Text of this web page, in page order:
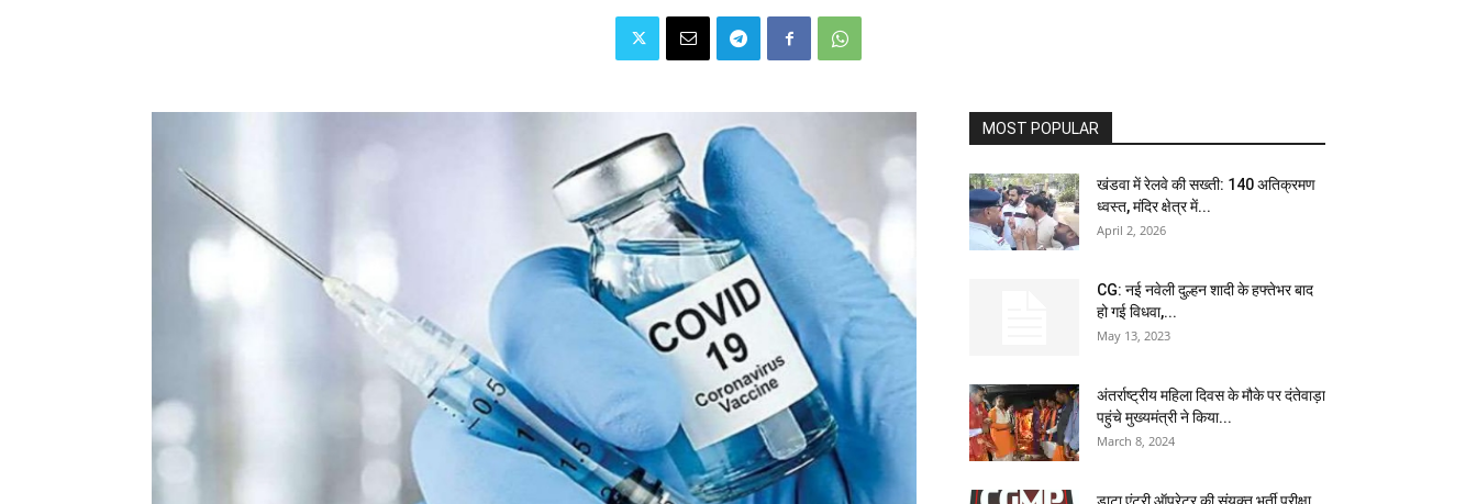
MOST POPULAR
खंडवा में रेलवे की सख्ती: 140 अतिक्रमण
ध्वस्त, मंदिर क्षेत्र में...
April 2, 2026
CG: नई नवेली दुल्हन शादी के हफ्तेभर बाद
हो गई विधवा,...
May 13, 2023
अंतर्राष्ट्रीय महिला दिवस के मौके पर दंतेवाड़ा
पहुंचे मुख्यमंत्री ने किया...
March 8, 2024